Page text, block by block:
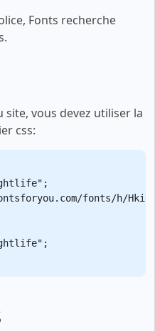
Fonts recherche
site, vous devez utiliser la
css:
fonts/h/